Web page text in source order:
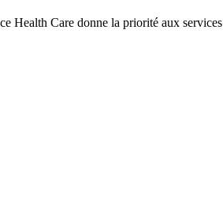
Health Care donne la priorité aux